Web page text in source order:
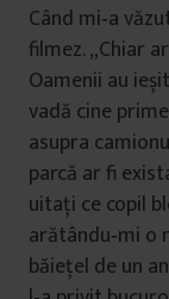
Când mi‑a
filmez. „Chiar
Oamenii au
vadă cine
asupra
parcă ar fi
uitați ce copil
arătându‑mi o
băiețel de un